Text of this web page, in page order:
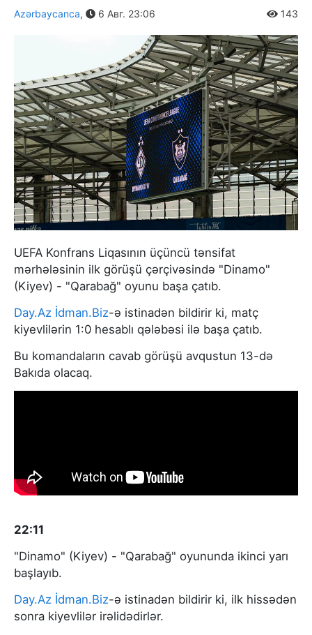
Azərbaycanca, 6 Авг. 23:06 143
UEFA Konfrans Liqasının üçüncü tənsifat
mərhələsinin ilk görüşü çərçivəsində "Dinamo"
(Kiyev) - "Qarabağ" oyunu başa çatıb.
Day.Az İdman.Biz-ə istinadən bildirir ki, matç
kiyevlilərin 1:0 hesablı qələbəsi ilə başa çatıb.
Bu komandaların cavab görüşü avqustun 13-də
Bakıda olacaq.
22:11
"Dinamo" (Kiyev) - "Qarabağ" oyununda ikinci yarı
başlayıb.
Day.Az İdman.Biz-ə istinadən bildirir ki, ilk hissədən
sonra kiyevlilər irəlidədirlər.